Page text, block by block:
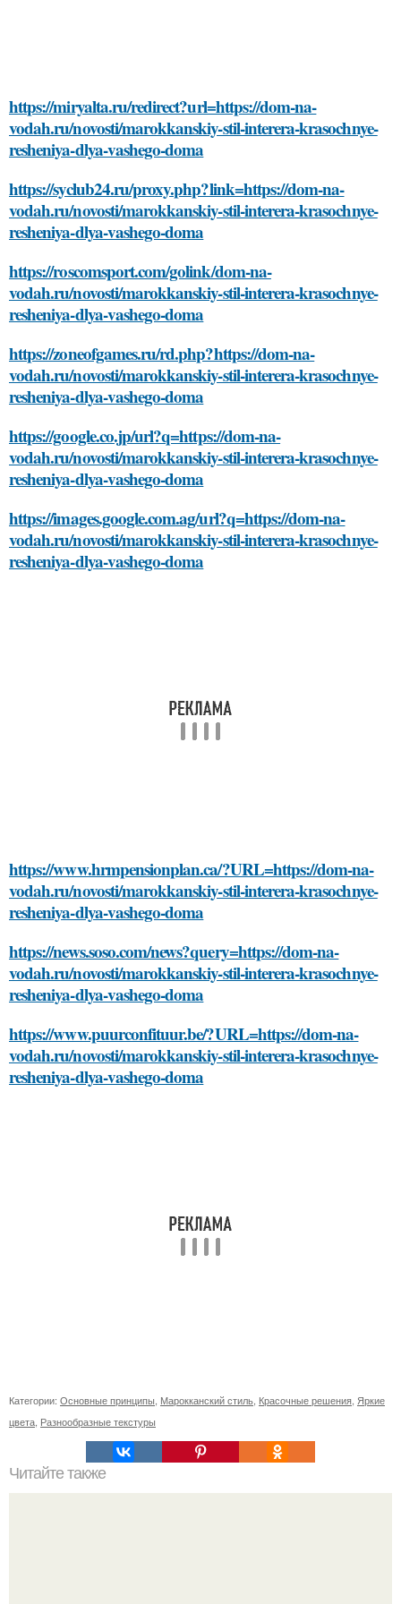
https://miryalta.ru/redirect?url=https://dom-na-
vodah.ru/novosti/marokkanskiy-stil-interera-krasochnye-
resheniya-dlya-vashego-doma
https://syclub24.ru/proxy.php?link=https://dom-na-
vodah.ru/novosti/marokkanskiy-stil-interera-krasochnye-
resheniya-dlya-vashego-doma
https://roscomsport.com/golink/dom-na-
vodah.ru/novosti/marokkanskiy-stil-interera-krasochnye-
resheniya-dlya-vashego-doma
https://zoneofgames.ru/rd.php?https://dom-na-
vodah.ru/novosti/marokkanskiy-stil-interera-krasochnye-
resheniya-dlya-vashego-doma
https://google.co.jp/url?q=https://dom-na-
vodah.ru/novosti/marokkanskiy-stil-interera-krasochnye-
resheniya-dlya-vashego-doma
https://images.google.com.ag/url?q=https://dom-na-
vodah.ru/novosti/marokkanskiy-stil-interera-krasochnye-
resheniya-dlya-vashego-doma
https://www.hrmpensionplan.ca/?URL=https://dom-na-
vodah.ru/novosti/marokkanskiy-stil-interera-krasochnye-
resheniya-dlya-vashego-doma
https://news.soso.com/news?query=https://dom-na-
vodah.ru/novosti/marokkanskiy-stil-interera-krasochnye-
resheniya-dlya-vashego-doma
https://www.puurconfituur.be/?URL=https://dom-na-
vodah.ru/novosti/marokkanskiy-stil-interera-krasochnye-
resheniya-dlya-vashego-doma
Категории: Основные принципы Марокканский стиль Красочные решения Яркие
цвета Разнообразные текстуры
Читайте также